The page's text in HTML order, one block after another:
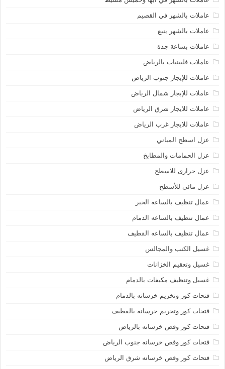
عاملات بالشهر في القصيم
عاملات بالشهر ينبع
عاملات بساعة جدة
عاملات فلبينيات بالرياض
عاملات للإيجار جنوب الرياض
عاملات للإيجار شمال الرياض
عاملات للايجار شرق الرياض
عاملات للايجار غرب الرياض
عزل اسطح المباني
عزل الحمامات والمطابخ
عزل حرارى للاسطح
عزل مائي للأسطح
عمال تنظيف بالساعه الخبر
عمال تنظيف بالساعه الدمام
عمال تنظيف بالساعه القطيف
غسيل الكنب والمجالس
غسيل وتعقيم الخزانات
غسيل وتنظيف مكيفات بالدمام
فتحات كور وتخريم خرسانه بالدمام
فتحات كور وتخريم خرسانه بالقطيف
فتحات كور وقص خرسانه بالرياض
فتحات كور وقص خرسانه جنوب الرياض
فتحات كور وقص خرسانه شرق الرياض